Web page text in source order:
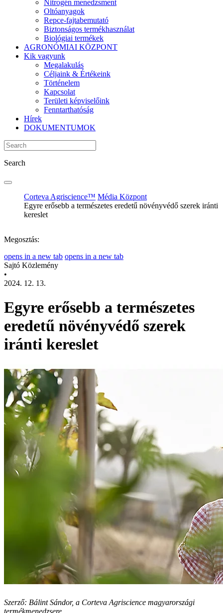
Nitrogén menedzsment
Oltóanyagok
Repce-fajtabemutató
Biztonságos termékhasználat
Biológiai termékek
AGRONÓMIAI KÖZPONT
Kik vagyunk
Megalakulás
Céljaink & Értékeink
Történelem
Kapcsolat
Területi képviselőink
Fenntarthatóság
Hírek
DOKUMENTUMOK
Search
Corteva Agriscience™ Média Központ
Egyre erősebb a természetes eredetű növényvédő szerek iránti
kereslet
Megosztás:
opens in a new tab opens in a new tab
Sajtó Közlemény
•
2024. 12. 13.
Egyre erősebb a természetes
eredetű növényvédő szerek
iránti kereslet
Szerző: Bálint Sándor, a Corteva Agriscience magyarországi
termékmenedzsere